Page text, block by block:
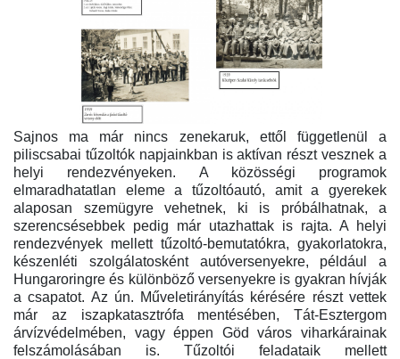
Sajnos ma már nincs zenekaruk, ettől függetlenül a
piliscsabai tűzoltók napjainkban is aktívan részt vesznek a
helyi rendezvényeken. A közösségi programok
elmaradhatatlan eleme a tűzoltóautó, amit a gyerekek
alaposan szemügyre vehetnek, ki is próbálhatnak, a
szerencsésebbek pedig már utazhattak is rajta. A helyi
rendezvények mellett tűzoltó-bemutatókra, gyakorlatokra,
készenléti szolgálatosként autóversenyekre, például a
Hungaroringre és különböző versenyekre is gyakran hívják
a csapatot. Az ún. Műveletirányítás kérésére részt vettek
már az iszapkatasztrófa mentésében, Tát-Esztergom
árvízvédelmében, vagy éppen Göd város viharkárainak
felszámolásában is. Tűzoltói feladataik mellett